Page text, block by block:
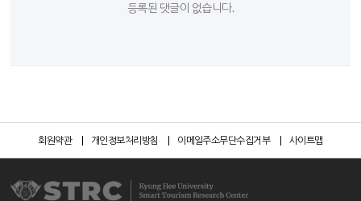
등록된 댓글이 없습니다.
회원약관 개인정보처리방침 이메일주소무단수집거부 사이트맵